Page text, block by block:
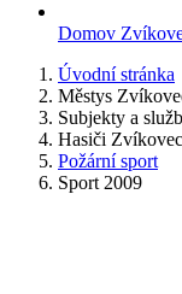
Domov
Úvodní stránka
Městys
Subjekty a
Hasiči Zvíkovec
Požární sport
Sport 2009